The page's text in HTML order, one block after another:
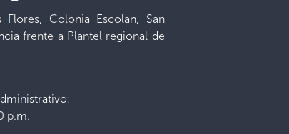
Colonia Escolan, San
frente a Plantel regional de
p.m.